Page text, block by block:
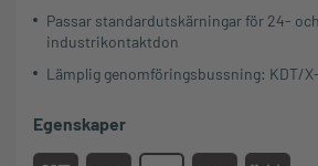
Passar standardutskärningar för 24-
industrikontaktdon
Lämplig genomföringsbussning: KDT/
Egenskaper